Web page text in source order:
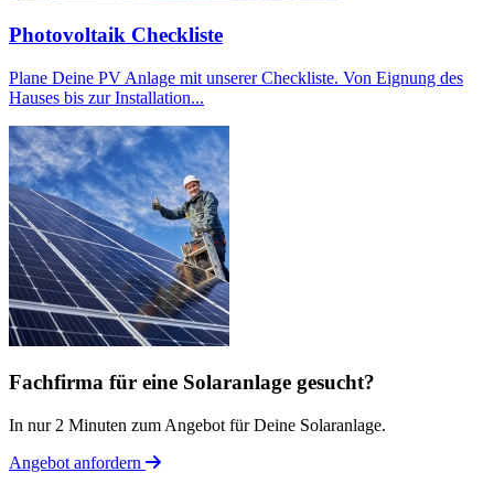
Photovoltaik Checkliste
Plane Deine PV Anlage mit unserer Checkliste. Von Eignung des
Hauses bis zur Installation...
Fachfirma für eine Solaranlage gesucht?
In nur 2 Minuten zum Angebot für Deine Solaranlage.
Angebot anfordern